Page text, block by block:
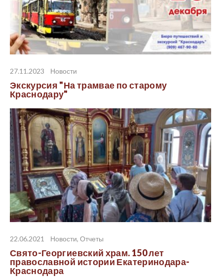
27.11.2023 Новости
Экскурсия "На трамвае по старому
Краснодару"
22.06.2021 Новости, Отчеты
Свято-Георгиевский храм. 150 лет
православной истории Екатеринодара-
Краснодара